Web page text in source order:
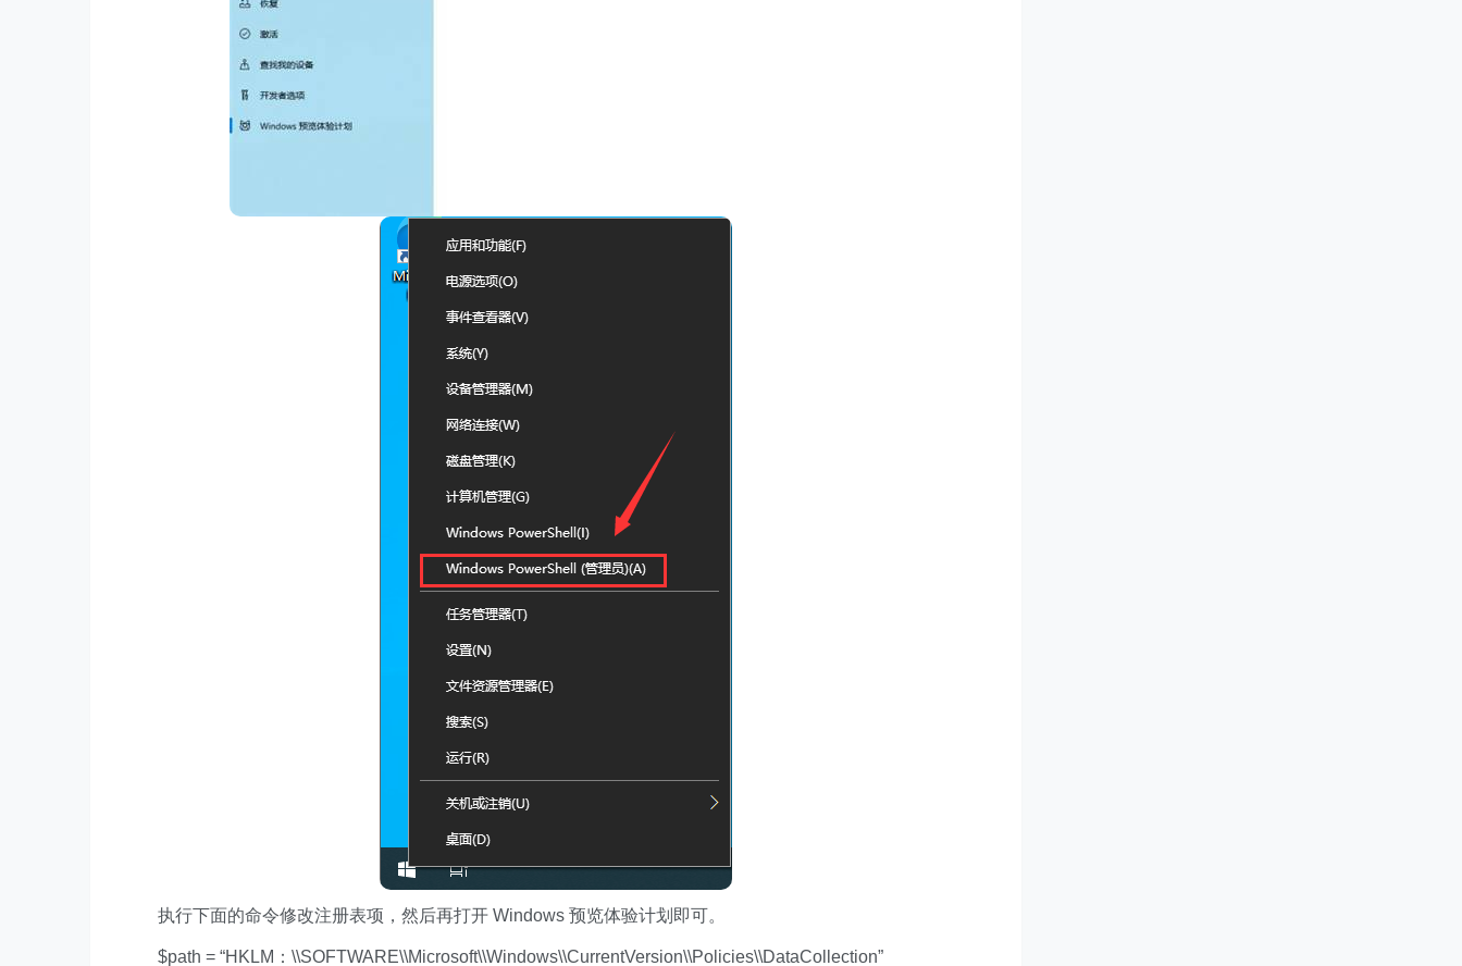
执行下面的命令修改注册表项，然后再打开 Windows 预览体验计划即可。
$path = “HKLM：\\SOFTWARE\\Microsoft\\Windows\\CurrentVersion\\Policies\\DataCollection”